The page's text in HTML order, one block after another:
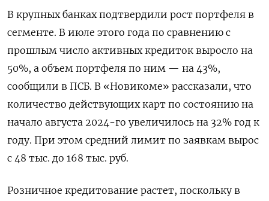
В крупных банках подтвердили рост портфеля в
сегменте. В июле этого года по сравнению с
прошлым число активных кредиток выросло на
50%, а объем портфеля по ним — на 43%,
сообщили в ПСБ. В «Новикоме» рассказали, что
количество действующих карт по состоянию на
начало августа 2024-го увеличилось на 32% год к
году. При этом средний лимит по заявкам вырос
с 48 тыс. до 168 тыс. руб.
Розничное кредитование растет, поскольку в